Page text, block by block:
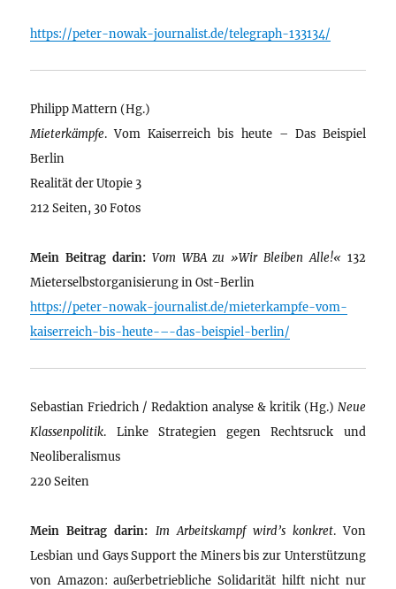
https://peter-nowak-journalist.de/telegraph-133134/
Philipp Mattern (Hg.)
Mieterkämpfe. Vom Kaiserreich bis heute – Das Beispiel
Berlin
Realität der Utopie 3
212 Seiten, 30 Fotos
Mein Beitrag darin: Vom WBA zu »Wir Bleiben Alle!« 132
Mieterselbstorganisierung in Ost-Berlin
https://peter-nowak-journalist.de/mieterkampfe-vom-
kaiserreich-bis-heute-–-das-beispiel-berlin/
Sebastian Friedrich / Redaktion analyse & kritik (Hg.) Neue
Klassenpolitik. Linke Strategien gegen Rechtsruck und
Neoliberalismus
220 Seiten
Mein Beitrag darin: Im Arbeitskampf wird’s konkret. Von
Lesbian und Gays Support the Miners bis zur Unterstützung
von Amazon: außerbetriebliche Solidarität hilft nicht nur